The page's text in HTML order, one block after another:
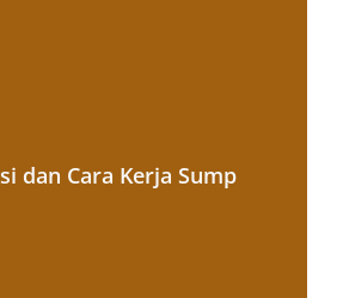
dan Cara Kerja Sump